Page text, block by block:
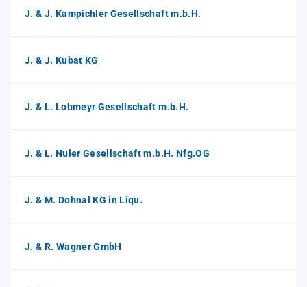
J. & J. Kampichler Gesellschaft m.b.H.
J. & J. Kubat KG
J. & L. Lobmeyr Gesellschaft m.b.H.
J. & L. Nuler Gesellschaft m.b.H. Nfg.OG
J. & M. Dohnal KG in Liqu.
J. & R. Wagner GmbH